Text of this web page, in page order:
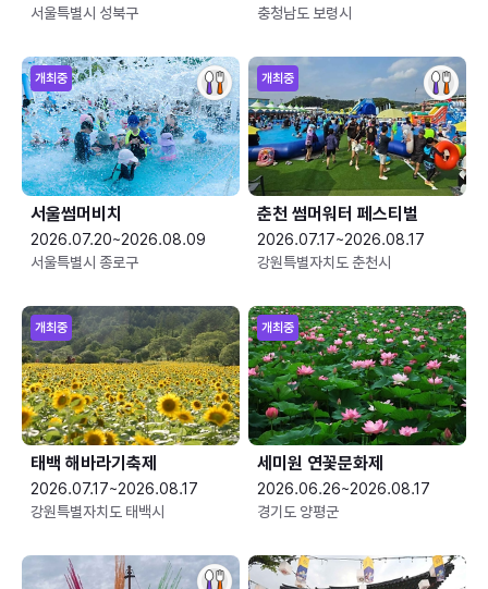
서울특별시 성북구
충청남도 보령시
개최중
서울썸머비치
2026.07.20~2026.08.09
서울특별시 종로구
개최중
춘천 썸머워터 페스티벌
2026.07.17~2026.08.17
강원특별자치도 춘천시
개최중
태백 해바라기축제
2026.07.17~2026.08.17
강원특별자치도 태백시
개최중
세미원 연꽃문화제
2026.06.26~2026.08.17
경기도 양평군